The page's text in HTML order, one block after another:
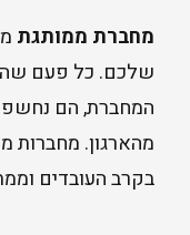
מחברת ממותגת
שלכם. כל פעם
המחברת, הם
מהארגון. מחברות
בקרב העובדים